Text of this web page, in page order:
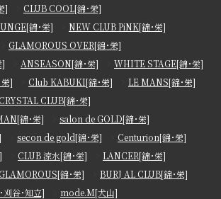
]
CLUB COOL[錦･栄]
錦･栄]
NEW CLUB PiNK[錦･栄]
GLAMOROUS OVER[錦･栄]
]
ANSEASON[錦･栄]
WHITE STAGE[錦･栄]
]
Club KABUKI[錦･栄]
LE MANS[錦･栄]
CRYSTAL CLUB[錦･栄]
錦･栄]
salon de GOLD[錦･栄]
secon de gold[錦･栄]
Centurion[錦･栄]
CLUB 涼水[錦･栄]
LANCER[錦･栄]
GLAMOROUS[錦･栄]
BURJ AL CLUB[錦･栄]
谷･知立]
mode.M[犬山]